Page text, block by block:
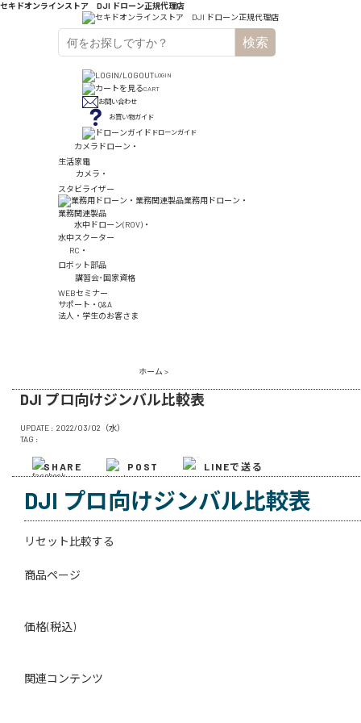
セキドオンラインストア DJI ドローン正規代理店
検索
LOGIN
CART
お問い合わせ
お買い物ガイド
ドローンガイド
カメラドローン・
生活家電
カメラ・
スタビライザー
業務用ドローン・
業務関連製品
水中ドローン(ROV)・
水中スクーター
RC・
ロボット部品
講習会･国家資格
WEBセミナー
サポート・Q&A
法人・学生のお客さま
ホーム >
DJI プロ向けジンバル比較表
UPDATE : 2022/03/02（水）
TAG :
SHARE POST LINEで送る
DJI プロ向けジンバル比較表
リセット 比較する
商品ページ
価格(税込)
関連コンテンツ